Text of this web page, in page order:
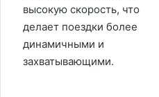
высокую скорость, что
делает поездки более
динамичными и
захватывающими.